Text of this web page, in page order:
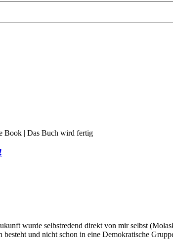
Book | Das Buch wird fertig
wurde selbstredend direkt von mir selbst
und nicht schon in eine Demokratische